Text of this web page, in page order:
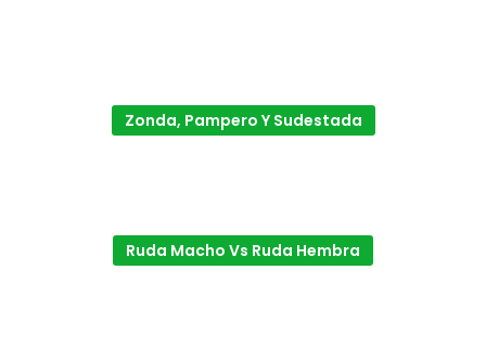
Zonda, Pampero Y Sudestada
Ruda Macho Vs Ruda Hembra